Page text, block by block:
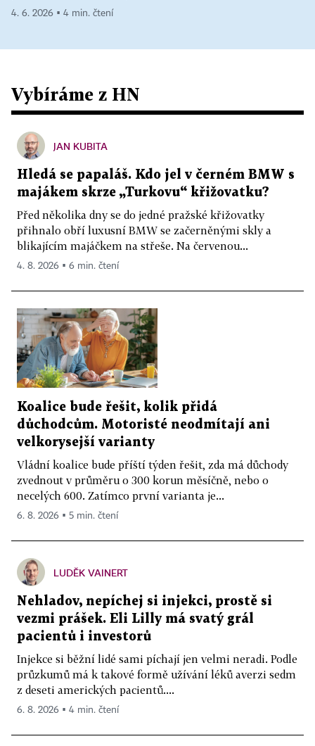
4. 6. 2026 ▪ 4 min. čtení
Vybíráme z HN
JAN KUBITA
Hledá se papaláš. Kdo jel v černém BMW s
majákem skrze „Turkovu“ křižovatku?
Před několika dny se do jedné pražské křižovatky
přihnalo obří luxusní BMW se začerněnými skly a
blikajícím majáčkem na střeše. Na červenou...
4. 8. 2026 ▪ 6 min. čtení
Koalice bude řešit, kolik přidá
důchodcům. Motoristé neodmítají ani
velkorysejší varianty
Vládní koalice bude příští týden řešit, zda má důchody
zvednout v průměru o 300 korun měsíčně, nebo o
necelých 600. Zatímco první varianta je...
6. 8. 2026 ▪ 5 min. čtení
LUDĚK VAINERT
Nehladov, nepíchej si injekci, prostě si
vezmi prášek. Eli Lilly má svatý grál
pacientů i investorů
Injekce si běžní lidé sami píchají jen velmi neradi. Podle
průzkumů má k takové formě užívání léků averzi sedm
z deseti amerických pacientů....
6. 8. 2026 ▪ 4 min. čtení